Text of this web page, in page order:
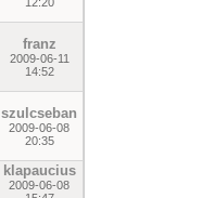
franz
2009-06-11
14:52
szulcseban
2009-06-08
20:35
klapaucius
2009-06-08